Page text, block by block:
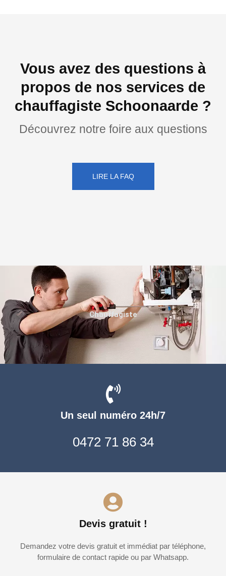
Vous avez des questions à
propos de nos services de
chauffagiste Schoonaarde ?
Découvrez notre foire aux questions
LIRE LA FAQ
Un seul numéro 24h/7
0472 71 86 34
Devis gratuit !
Demandez votre devis gratuit et immédiat par téléphone,
formulaire de contact rapide ou par Whatsapp.
Chauffagiste